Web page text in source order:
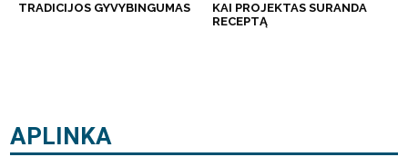
TRADICIJOS GYVYBINGUMAS
KAI PROJEKTAS SURANDA
RECEPTĄ
APLINKA